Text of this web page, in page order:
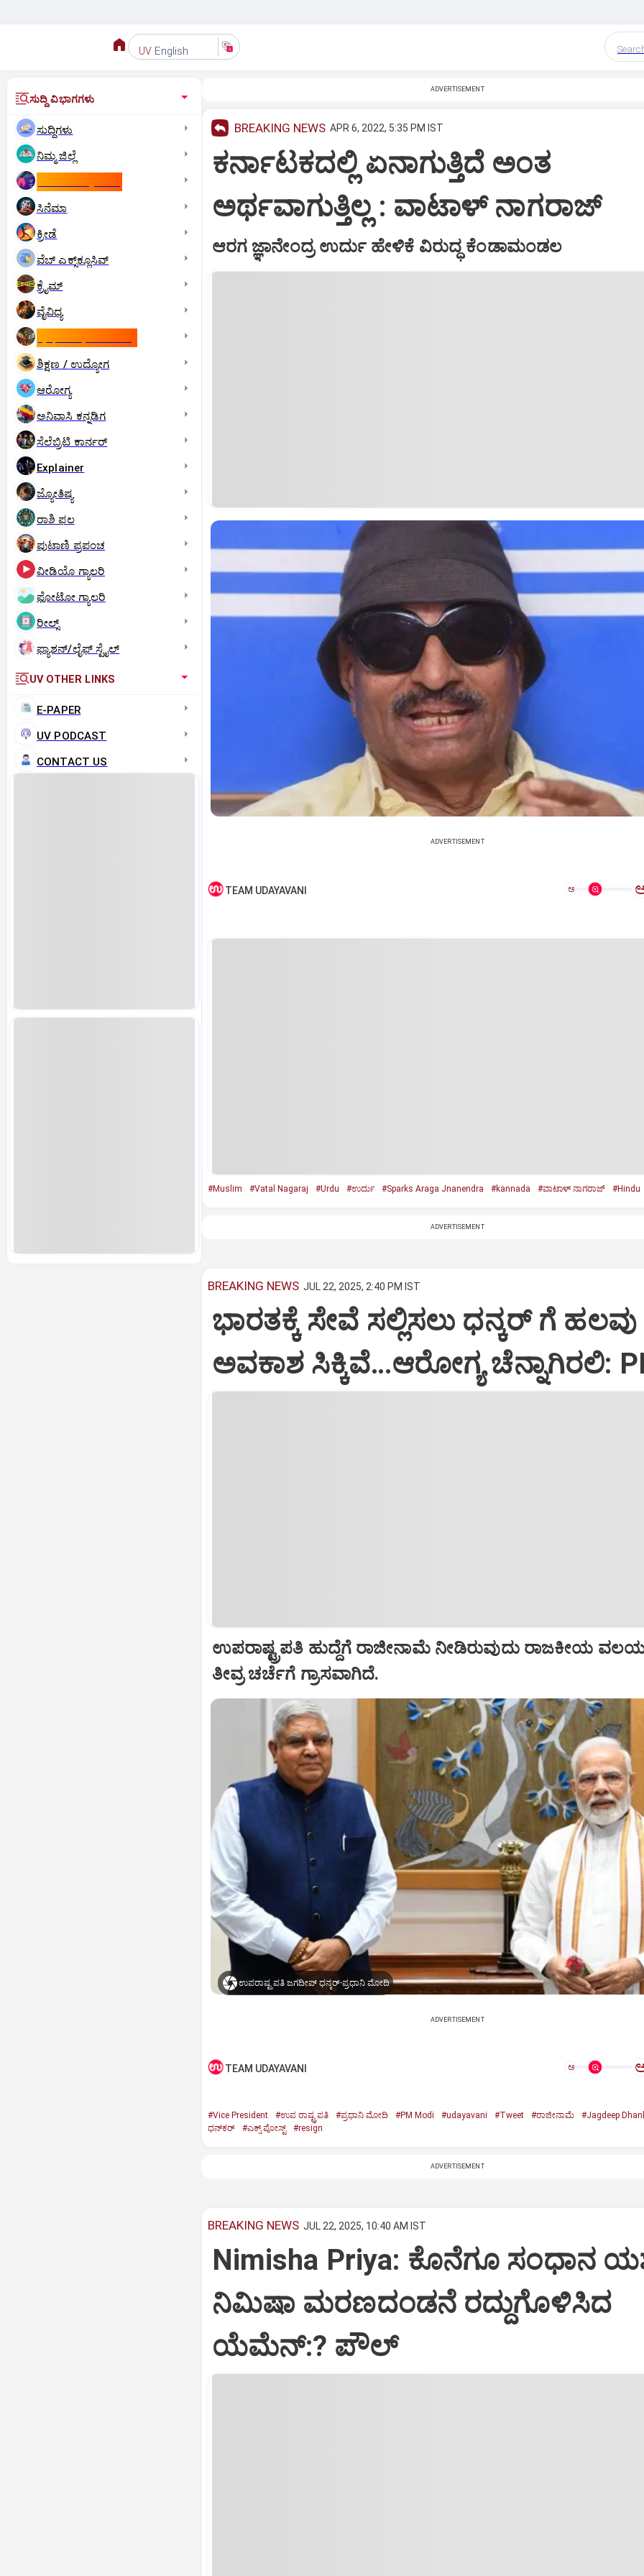
UV English
ಸುದ್ದಿ ವಿಭಾಗಗಳು
ಸುದ್ದಿಗಳು
ನಿಮ್ಮ ಜಿಲ್ಲೆ
ಸಿನೆಮಾ
ಕ್ರೀಡೆ
ವೆಬ್ ಎಕ್ಸ್‌ಕ್ಲೂಸಿವ್
ಕ್ರೈಮ್
ವೈವಿಧ್ಯ
ಶಿಕ್ಷಣ / ಉದ್ಯೋಗ
ಆರೋಗ್ಯ
ಅನಿವಾಸಿ ಕನ್ನಡಿಗ
ಸೆಲೆಬ್ರಿಟಿ ಕಾರ್ನರ್‌
Explainer
ಜ್ಯೋತಿಷ್ಯ
ರಾಶಿ ಫಲ
ಪುಟಾಣಿ ಪ್ರಪಂಚ
ವೀಡಿಯೊ ಗ್ಯಾಲರಿ
ಫೋಟೋ ಗ್ಯಾಲರಿ
ರೀಲ್ಸ್
ಫ್ಯಾಶನ್/ಲೈಫ್‌ ಸ್ಟೈಲ್
UV OTHER LINKS
E-PAPER
UV PODCAST
CONTACT US
ADVERTISEMENT
BREAKING NEWS APR 6, 2022, 5:35 PM IST
ಕರ್ನಾಟಕದಲ್ಲಿ ಏನಾಗುತ್ತಿದೆ ಅಂತ
ಅರ್ಥವಾಗುತ್ತಿಲ್ಲ : ವಾಟಾಳ್ ನಾಗರಾಜ್
ಆರಗ ಜ್ಞಾನೇಂದ್ರ ಉರ್ದು ಹೇಳಿಕೆ ವಿರುದ್ಧ ಕೆಂಡಾಮಂಡಲ
ADVERTISEMENT
TEAM UDAYAVANI ಅ
#Muslim #Vatal Nagaraj #Urdu #ಉರ್ದು #Sparks Araga Jnanendra #kannada #ವಾಟಾಳ್‌ ನಾಗರಾಜ್‌ #Hindu
ADVERTISEMENT
BREAKING NEWS JUL 22, 2025, 2:40 PM IST
ಭಾರತಕ್ಕೆ ಸೇವೆ ಸಲ್ಲಿಸಲು ಧನ್ಕರ್‌ ಗೆ ಹಲವು
ಅವಕಾಶ ಸಿಕ್ಕಿವೆ…ಆರೋಗ್ಯ ಚೆನ್ನಾಗಿರಲಿ:
ಉಪರಾಷ್ಟ್ರಪತಿ ಹುದ್ದೆಗೆ ರಾಜೀನಾಮೆ ನೀಡಿರುವುದು ರಾಜಕೀಯ
ತೀವ್ರ ಚರ್ಚೆಗೆ ಗ್ರಾಸವಾಗಿದೆ.
ಉಪರಾಷ್ಟ್ರಪತಿ ಜಗದೀಪ್‌ ಧನ್ಕರ್-ಪ್ರಧಾನಿ ಮೋದಿ
ADVERTISEMENT
TEAM UDAYAVANI ಅ
#Vice President #ಉಪ ರಾಷ್ಟ್ರಪತಿ #ಪ್ರಧಾನಿ ಮೋದಿ #PM Modi #udayavani #Tweet #ರಾಜೀನಾಮೆ
#Jagdeep
ಧನ್‌ಕರ್‌
#ಎಕ್ಸ್‌ ಪೋಸ್ಟ್ #resign
ADVERTISEMENT
BREAKING NEWS JUL 22, 2025, 10:40 AM IST
Nimisha Priya: ಕೊನೆಗೂ ಸಂಧಾನ
ನಿಮಿಷಾ ಮರಣದಂಡನೆ ರದ್ದುಗೊಳಿಸಿದ
ಯೆಮೆನ್:? ಪೌಲ್